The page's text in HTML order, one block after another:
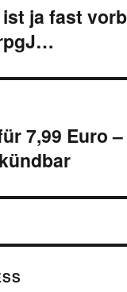
ja fast
7,99 Euro –